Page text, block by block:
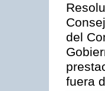
del
fuera